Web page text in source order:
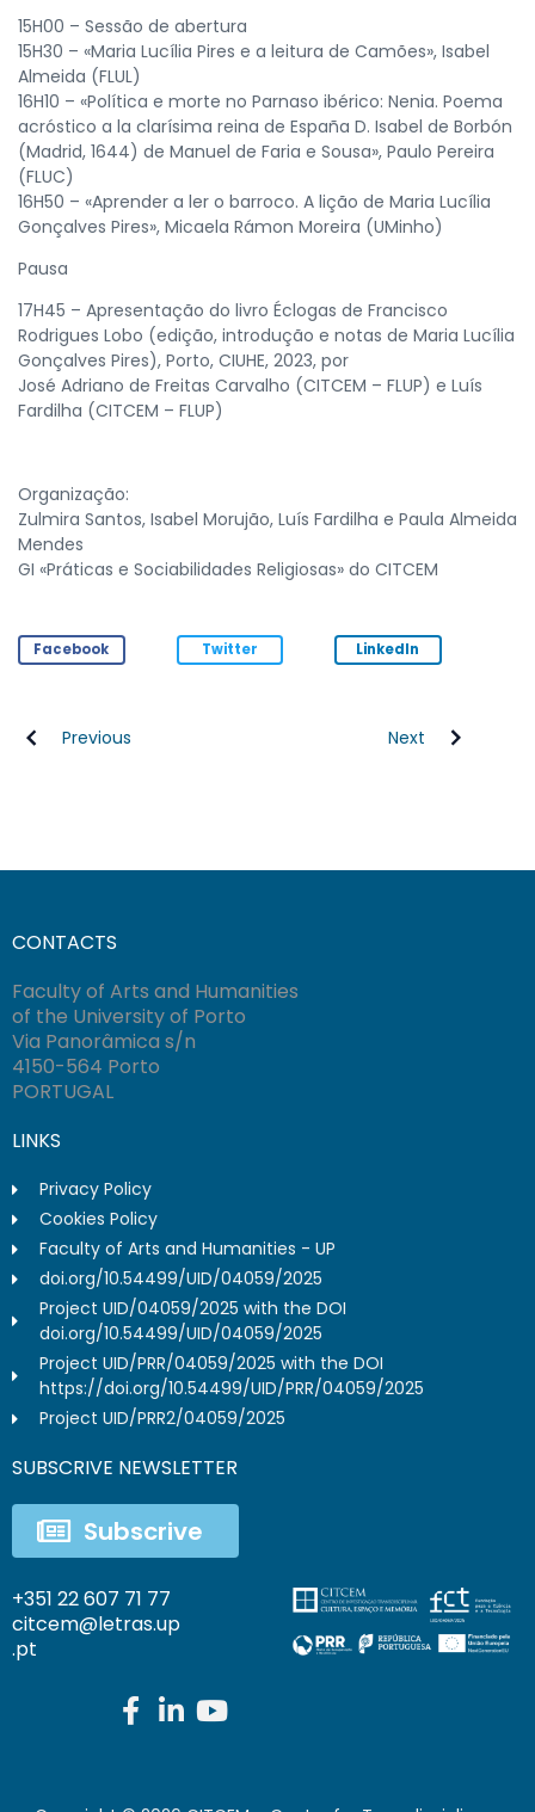
15H00 – Sessão de abertura
15H30 – «Maria Lucília Pires e a leitura de Camões», Isabel
Almeida (FLUL)
16H10 – «Política e morte no Parnaso ibérico: Nenia. Poema
acróstico a la clarísima reina de España D. Isabel de Borbón
(Madrid, 1644) de Manuel de Faria e Sousa», Paulo Pereira
(FLUC)
16H50 – «Aprender a ler o barroco. A lição de Maria Lucília
Gonçalves Pires», Micaela Rámon Moreira (UMinho)
Pausa
17H45 – Apresentação do livro Éclogas de Francisco
Rodrigues Lobo (edição, introdução e notas de Maria Lucília
Gonçalves Pires), Porto, CIUHE, 2023, por
José Adriano de Freitas Carvalho (CITCEM – FLUP) e Luís
Fardilha (CITCEM – FLUP)
Organização:
Zulmira Santos, Isabel Morujão, Luís Fardilha e Paula Almeida
Mendes
GI «Práticas e Sociabilidades Religiosas» do CITCEM
Facebook Twitter LinkedIn
Previous Next
CONTACTS
Faculty of Arts and Humanities
of the University of Porto
Via Panorâmica s/n
4150-564 Porto
PORTUGAL
LINKS
Privacy Policy
Cookies Policy
Faculty of Arts and Humanities - UP
doi.org/10.54499/UID/04059/2025
Project UID/04059/2025 with the DOI
doi.org/10.54499/UID/04059/2025
Project UID/PRR/04059/2025 with the DOI
https://doi.org/10.54499/UID/PRR/04059/2025
Project UID/PRR2/04059/2025
SUBSCRIVE NEWSLETTER
Subscrive
+351 22 607 71 77
citcem@letras.up
.pt